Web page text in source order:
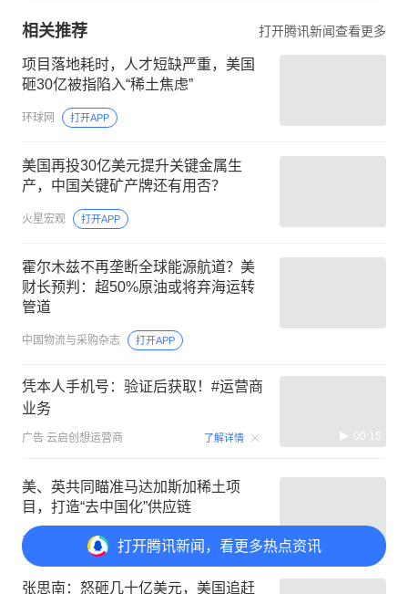
打开腾讯新闻，看更多热点资讯
相关推荐 打开腾讯新闻查看更多
项目落地耗时，人才短缺严重，美国
砸30亿被指陷入“稀土焦虑”
环球网 打开APP
美国再投30亿美元提升关键金属生
产，中国关键矿产牌还有用否？
火星宏观 打开APP
霍尔木兹不再垄断全球能源航道？美
财长预判：超50%原油或将弃海运转
管道
中国物流与采购杂志 打开APP
凭本人手机号：验证后获取！#运营商
业务
广告 云启创想运营商 了解详情 00:15
美、英共同瞄准马达加斯加稀土项
目，打造“去中国化”供应链
非洲研究小组 打开APP
张思南：怒砸几十亿美元，美国追赶